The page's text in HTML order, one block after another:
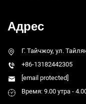
Адрес
Г. Тайчжоу, ул.
+86-13182442305
[email protected]
Время: 9.00 утра -